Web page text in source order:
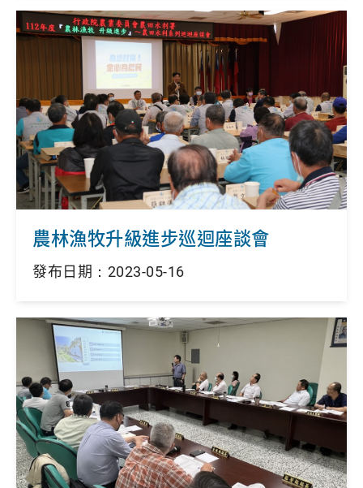
農林漁牧升級進步巡迴座談會
發布日期：2023-05-16